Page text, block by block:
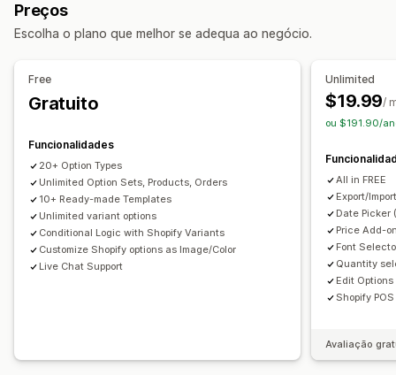
Botões de rádio
CSS personalizado HTML personalizado Pré-visualização
Preços
Sobretaxas de variantes
Sobretaxas de prémio
Inventário
Ocultar o que não há em stock
Atualizações automáticas
Preços
Escolha o plano que melhor se adequa ao negócio.
Free
Gratuito
Funcionalidades
20+ Option Types
Unlimited Option Sets, Products, Orders
10+ Ready-made Templates
Unlimited variant options
Conditional Logic with Shopify Variants
Customize Shopify options as Image/Color
Live Chat Support
Unlimited
$19.99/
ou $191.90/
All in FREE
Export/
Date Picker
Price Add-
Font
Quantity
Edit
Shopify
Avaliação